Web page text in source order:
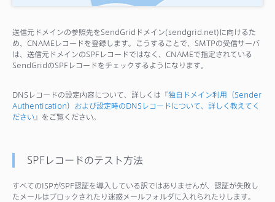
送信元ドメインの参照先をSendGridドメイン(sendgrid.net)に向けるた
め、CNAMEレコードを登録します。こうすることで、SMTPの受信サーバ
は、送信元ドメインのSPFレコードではなく、CNAMEで指定されている
SendGridのSPFレコードをチェックするようになります。
DNSレコードの設定内容について、詳しくは『独自ドメイン利用（Sender
Authentication）および設定時のDNSレコードについて、詳しく教えてく
ださい 』をご覧ください。
SPFレコードのテスト方法
すべてのISPがSPF認証を導入している訳ではありませんが、認証が失敗し
たメールはブロックされたり迷惑メールフォルダに入れられたりします。